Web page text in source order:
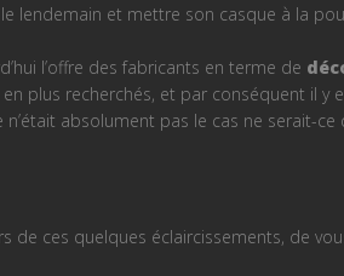
lendemain et mettre son casque à la
l’offre des fabricants en terme de
plus recherchés, et par conséquent il
n’était absolument pas le cas ne serait-ce
de ces quelques éclaircissements, de